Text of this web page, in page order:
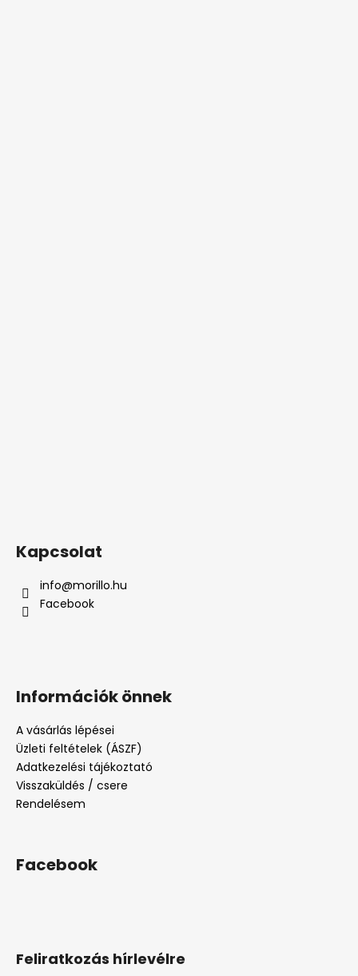
Feliratkozás hírlevélre
Kapcsolat
info@morillo.hu
Facebook
Információk önnek
A vásárlás lépései
Üzleti feltételek (ÁSZF)
Adatkezelési tájékoztató
Visszaküldés / csere
Rendelésem
Facebook